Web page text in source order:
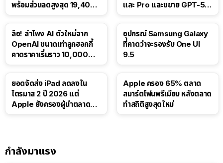
พร้อมส่วนลดสูงสุด 19,400
และ Pro และขยาย GPT-5.6
ลือ! ลำโพง AI ตัวใหม่จาก
OpenAI ขนาดเท่าลูกฮอกกี้
คาดราคาเริ่มราว 10,000
อุปกรณ์ Samsung Galaxy
ที่คาดว่าจะรองรับ One UI
9.5
ยอดจัดส่ง iPad ลดลงใน
ไตรมาส 2 ปี 2026 แต่
Apple ยังครองผู้นำตลาด
Apple ครอง 65% ตลาด
สมาร์ตโฟนพรีเมียม หลังตลาด
ทำสถิติสูงสุดใหม่
กำลังมาแรง